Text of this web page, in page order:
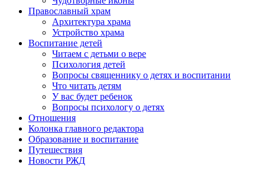
Православный храм
Архитектура храма
Устройство храма
Воспитание детей
Читаем с детьми о вере
Психология детей
Вопросы священнику о детях и воспитании
Что читать детям
У вас будет ребенок
Вопросы психологу о детях
Отношения
Колонка главного редактора
Образование и воспитание
Путешествия
Новости РЖД